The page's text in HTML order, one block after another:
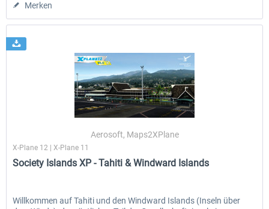
Merken
Aerosoft, Maps2XPlane
X-Plane 12 | X-Plane 11
Society Islands XP - Tahiti & Windward Islands
Willkommen auf Tahiti und den Windward Islands (Inseln über